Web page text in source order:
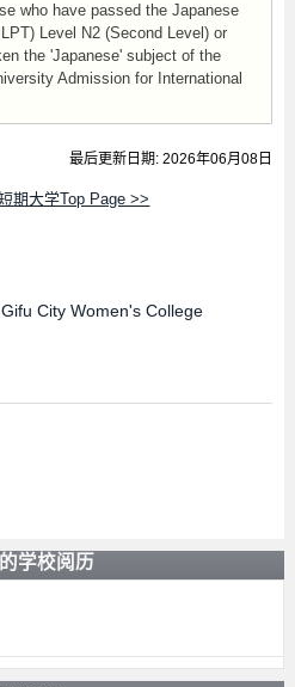
who have passed the Japanese
Level N2 (Second Level) or
the 'Japanese' subject of the
Admission for International
最后更新日期: 2026年06月08日
期大学Top Page >>
Gifu City Women's College
学校阅历